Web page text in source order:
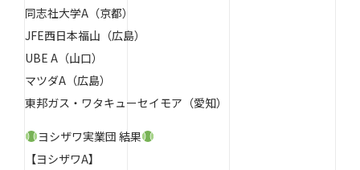
同志社大学A（京都）
JFE西日本福山（広島）
UBE A（山口）
マツダA（広島）
東邦ガス・ワタキューセイモア（愛知）
ヨシザワ実業団 結果
【ヨシザワA】